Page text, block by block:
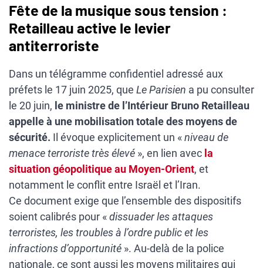
Fête de la musique sous tension :
Retailleau active le levier
antiterroriste
Dans un télégramme confidentiel adressé aux
préfets le 17 juin 2025, que Le Parisien a pu consulter
le 20 juin, le ministre de l’Intérieur Bruno Retailleau
appelle à une mobilisation totale des moyens de
sécurité. Il évoque explicitement un «niveau de
menace terroriste très élevé », en lien avec la
situation géopolitique au Moyen-Orient, et
notamment le conflit entre Israël et l’Iran.
Ce document exige que l’ensemble des dispositifs
soient calibrés pour «dissuader les attaques
terroristes, les troubles à l’ordre public et les
infractions d’opportunité ». Au-delà de la police
nationale, ce sont aussi les moyens militaires qui